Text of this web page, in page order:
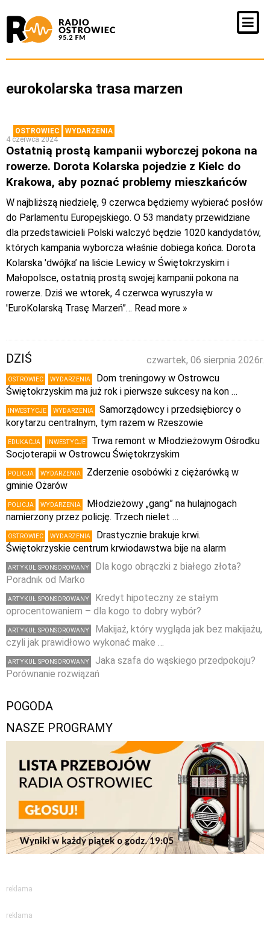
eurokolarska trasa marzen
OSTROWIEC
WYDARZENIA
4 czerwca 2024
Ostatnią prostą kampanii wyborczej pokona na
rowerze. Dorota Kolarska pojedzie z Kielc do
Krakowa, aby poznać problemy mieszkańców
W najbliższą niedzielę, 9 czerwca będziemy wybierać posłów
do Parlamentu Europejskiego. O 53 mandaty przewidziane
dla przedstawicieli Polski walczyć będzie 1020 kandydatów,
których kampania wyborcza właśnie dobiega końca. Dorota
Kolarska 'dwójka’ na liście Lewicy w Świętokrzyskim i
Małopolsce, ostatnią prostą swojej kampanii pokona na
rowerze. Dziś we wtorek, 4 czerwca wyruszyła w
'EuroKolarską Trasę Marzeń”… Read more »
czwartek, 06 sierpnia 2026r.
DZIŚ
OSTROWIEC WYDARZENIA
Dom treningowy w Ostrowcu
Świętokrzyskim ma już rok i pierwsze sukcesy na kon …
INWESTYCJE WYDARZENIA
Samorządowcy i przedsiębiorcy o
korytarzu centralnym, tym razem w Rzeszowie
EDUKACJA INWESTYCJE
Trwa remont w Młodzieżowym Ośrodku
Socjoterapii w Ostrowcu Świętokrzyskim
POLICJA WYDARZENIA
Zderzenie osobówki z ciężarówką w
gminie Ożarów
POLICJA WYDARZENIA
Młodzieżowy „gang” na hulajnogach
namierzony przez policję. Trzech nielet …
OSTROWIEC WYDARZENIA
Drastycznie brakuje krwi.
Świętokrzyskie centrum krwiodawstwa bije na alarm
ARTYKUŁ SPONSOROWANY
Dla kogo obrączki z białego złota?
Poradnik od Marko
ARTYKUŁ SPONSOROWANY
Kredyt hipoteczny ze stałym
oprocentowaniem – dla kogo to dobry wybór?
ARTYKUŁ SPONSOROWANY
Makijaż, który wygląda jak bez makijażu,
czyli jak prawidłowo wykonać make …
ARTYKUŁ SPONSOROWANY
Jaka szafa do wąskiego przedpokoju?
Porównanie rozwiązań
POGODA
NASZE PROGRAMY
reklama
reklama